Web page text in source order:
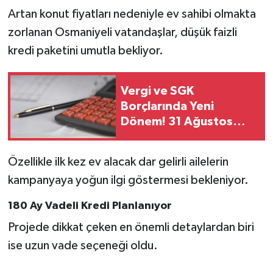
Artan konut fiyatları nedeniyle ev sahibi olmakta
zorlanan Osmaniyeli vatandaşlar, düşük faizli
kredi paketini umutla bekliyor.
Vergi ve SGK
Borçlarında Yeni
Dönem! 31 Ağustos
Özellikle ilk kez ev alacak dar gelirli ailelerin
kampanyaya yoğun ilgi göstermesi bekleniyor.
180 Ay Vadeli Kredi Planlanıyor
Projede dikkat çeken en önemli detaylardan biri
ise uzun vade seçeneği oldu.